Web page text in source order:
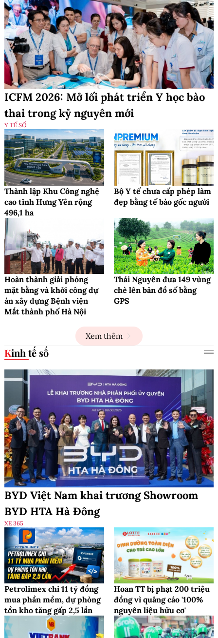
ICFM 2026: Mở lối phát triển Y học bào
thai trong kỷ nguyên mới
Y TẾ SỐ
Thành lập Khu Công nghệ
cao tỉnh Hưng Yên rộng
496,1 ha
Bộ Y tế chưa cấp phép làm
đẹp bằng tế bào gốc người
Hoàn thành giải phóng
mặt bằng và khởi công dự
án xây dựng Bệnh viện
Mắt thành phố Hà Nội
Thái Nguyên đưa 149 vùng
chè lên bản đồ số bằng
GPS
Xem thêm
Kinh tế số
BYD Việt Nam khai trương Showroom
BYD HTA Hà Đông
XE 365
Petrolimex chi 11 tỷ đồng
mua phần mềm, dự phòng
tồn kho tăng gấp 2,5 lần
Hoan TT bị phạt 200 triệu
đồng vì quảng cáo '100%
nguyên liệu hữu cơ'